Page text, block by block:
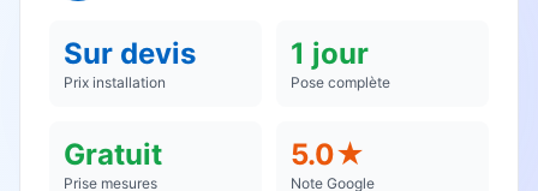
Sur devis
Prix installation
1 jour
Pose complète
Gratuit
Prise mesures
5.0★
Note Google